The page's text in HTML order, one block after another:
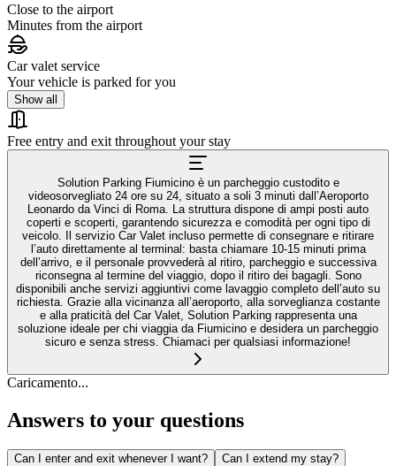
Close to the airport
Minutes from the airport
Car valet service
Your vehicle is parked for you
Show all
Free entry and exit throughout your stay
Solution Parking Fiumicino è un parcheggio custodito e
videosorvegliato 24 ore su 24, situato a soli 3 minuti dall’Aeroporto
Leonardo da Vinci di Roma. La struttura dispone di ampi posti auto
coperti e scoperti, garantendo sicurezza e comodità per ogni tipo di
veicolo. Il servizio Car Valet incluso permette di consegnare e ritirare
l’auto direttamente al terminal: basta chiamare 10‑15 minuti prima
dell’arrivo, e il personale provvederà al ritiro, parcheggio e successiva
riconsegna al termine del viaggio, dopo il ritiro dei bagagli. Sono
disponibili anche servizi aggiuntivi come lavaggio completo dell’auto su
richiesta. Grazie alla vicinanza all’aeroporto, alla sorveglianza costante
e alla praticità del Car Valet, Solution Parking rappresenta una
soluzione ideale per chi viaggia da Fiumicino e desidera un parcheggio
sicuro e senza stress. Chiamaci per qualsiasi informazione!
Caricamento...
Answers to your questions
Can I enter and exit whenever I want? Can I extend my stay?